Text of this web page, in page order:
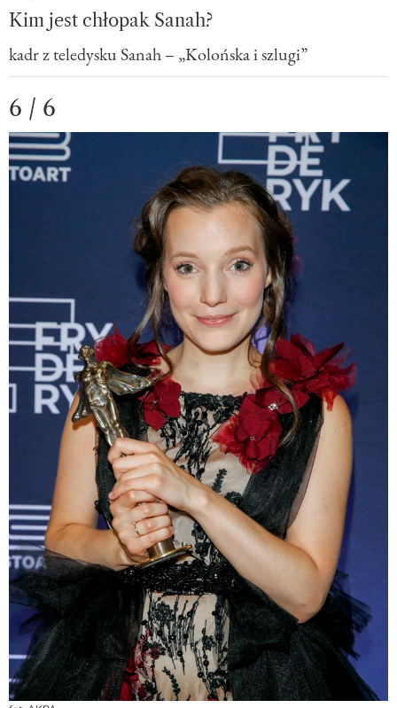
Kim jest chłopak Sanah?
kadr z teledysku Sanah – „Kolońska i szlugi”
6 / 6